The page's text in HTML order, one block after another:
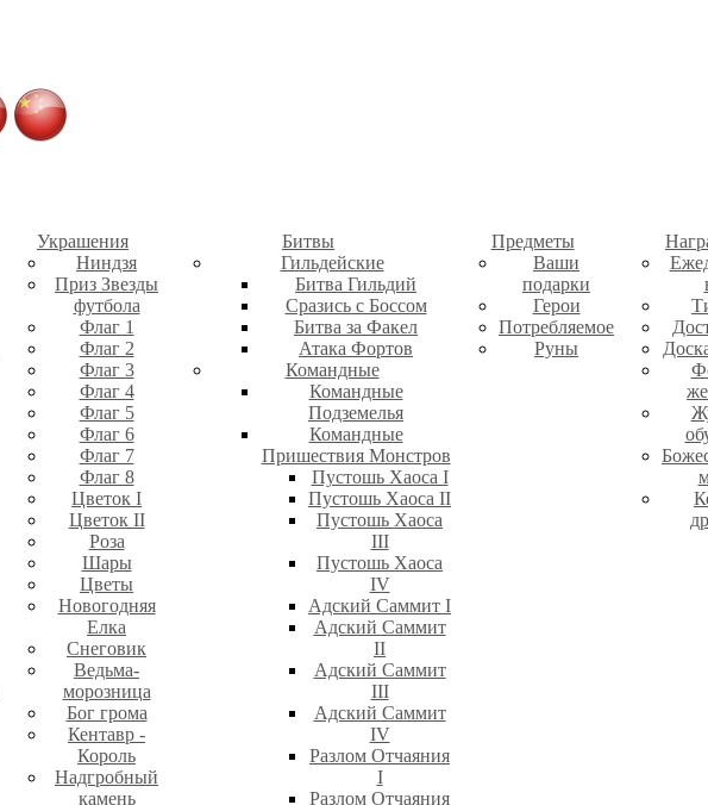
Украшения
Ниндзя
Приз Звезды
футбола
Флаг 1
Флаг 2
Флаг 3
Флаг 4
Флаг 5
Флаг 6
Флаг 7
Флаг 8
Цветок I
Цветок II
Роза
Шары
Цветы
Новогодняя
Елка
Снеговик
Ведьма-
морозница
Бог грома
Кентавр -
Король
Надгробный
камень
Битвы
Гильдейские
Битва Гильдий
Сразись с Боссом
Битва за Факел
Атака Фортов
Командные
Командные
Подземелья
Командные
Пришествия Монстров
Пустошь Хаоса I
Пустошь Хаоса II
Пустошь Хаоса
III
Пустошь Хаоса
IV
Адский Саммит I
Адский Саммит
II
Адский Саммит
III
Адский Саммит
IV
Разлом Отчаяния
I
Разлом Отчаяния
Предметы
Ваши
подарки
Герои
Потребляемое
Руны